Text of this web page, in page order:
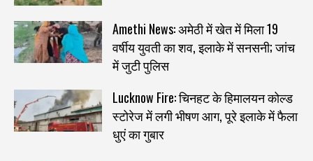
Amethi News: अमेठी में खेत में मिला 19
वर्षीय युवती का शव, इलाके में सनसनी; जांच
में जुटी पुलिस
Lucknow Fire: चिनहट के हिमालयन कोल्ड
स्टोरेज में लगी भीषण आग, पूरे इलाके में फैला
धुएं का गुबार